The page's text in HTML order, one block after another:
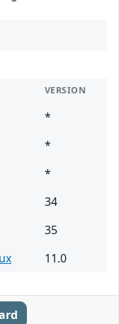
VERSION
*
*
*
34
35
11.0